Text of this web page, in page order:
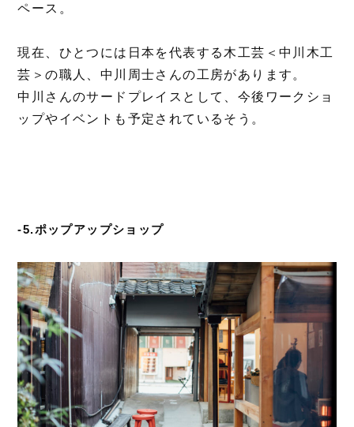
ペース。
現在、ひとつには日本を代表する木工芸＜中川木工
芸＞の職人、中川周士さんの工房があります。
中川さんのサードプレイスとして、今後ワークショ
ップやイベントも予定されているそう。
-5.ポップアップショップ